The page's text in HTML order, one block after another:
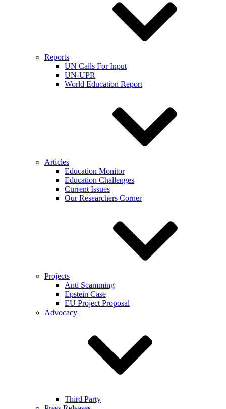
Reports
UN Calls For Input
UN-UPR
World Education Report
Articles
Education Monitor
Education Challenges
Current Issues
Our Researchers Corner
Projects
Anti Scamming
Epstein Case
EU Project Proposal
Advocacy
Third Party